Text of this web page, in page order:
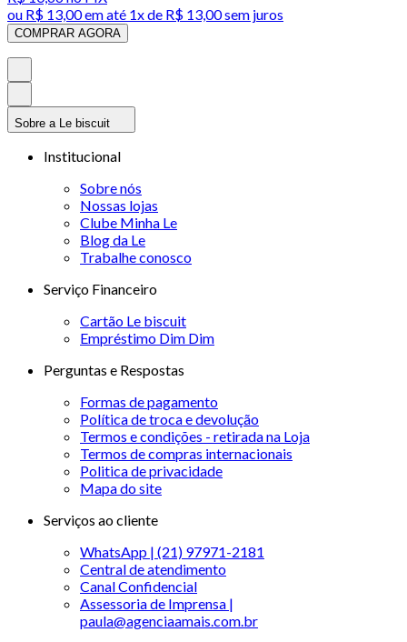
ou R$ 13,00em até 1x de R$ 13,00sem juros
COMPRAR AGORA
Sobre a Le biscuit
Institucional
Sobre nós
Nossas lojas
Clube Minha Le
Blog da Le
Trabalhe conosco
Serviço Financeiro
Cartão Le biscuit
Empréstimo Dim Dim
Perguntas e Respostas
Formas de pagamento
Política de troca e devolução
Termos e condições - retirada na Loja
Termos de compras internacionais
Politica de privacidade
Mapa do site
Serviços ao cliente
WhatsApp | (21) 97971-2181
Central de atendimento
Canal Confidencial
Assessoria de Imprensa |
paula@agenciaamais.com.br